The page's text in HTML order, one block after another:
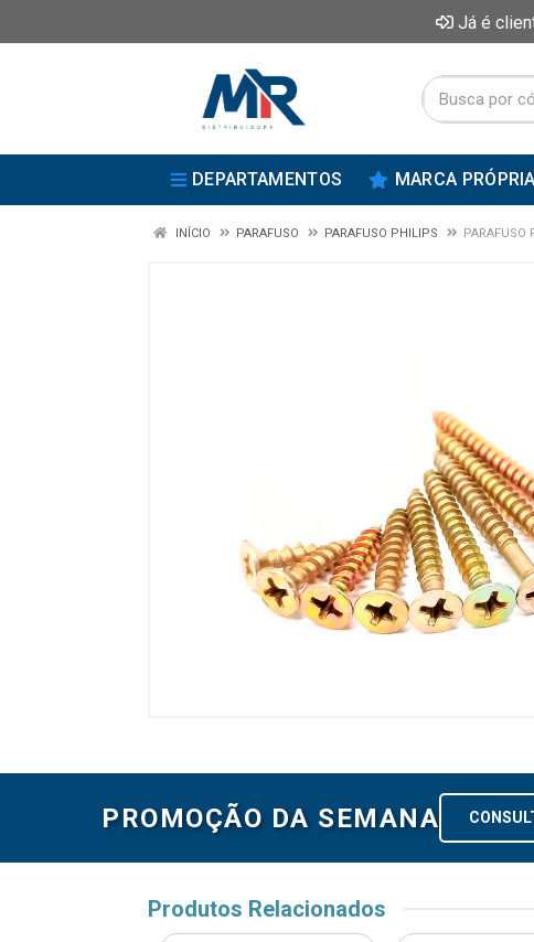
Já é
DEPARTAMENTOS MARCA PRÓPRIA
INÍCIO PARAFUSO PARAFUSO PHILIPS PARAFUSO
PROMOÇÃO DA SEMANA
Produtos Relacionados